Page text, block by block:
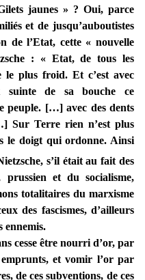
jaunes » ? Oui, parce
et de jusqu’auboutistes
de l’Etat, cette « nouvelle
: « Etat, de tous les
le plus froid. Et c’est avec
suinte de sa bouche ce
peuple. […] avec des dents
Sur Terre rien n’est plus
le doigt qui ordonne. Ainsi
s’il était au fait des
prussien et du socialisme,
totalitaires du marxisme
des fascismes, d’ailleurs
ennemis.
cesse être nourri d’or, par
emprunts, et vomir l’or par
de ces subventions, de ces